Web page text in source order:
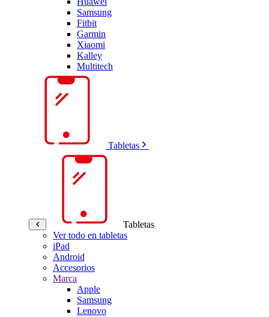
Samsung
Fitbit
Garmin
Xiaomi
Kalley
Multitech
Tabletas
Tabletas
Ver todo en tabletas
iPad
Android
Accesorios
Marca
Apple
Samsung
Lenovo